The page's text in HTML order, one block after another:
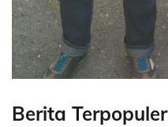
Berita Terpopuler